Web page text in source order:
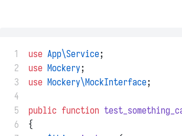
1 use App\Service;
2
use Mockery;
3
use Mockery\MockInterface;
4
5
public function
6
{